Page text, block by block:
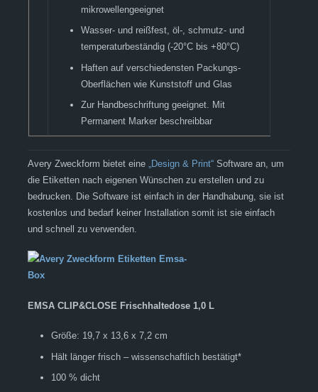
mikrowellengeeignet
Wasser- und reißfest, öl-, schmutz- und
temperaturbeständig (-20°C bis +80°C)
Haften auf verschiedensten Packungs-
Oberflächen wie Kunststoff und Glas
Zur Handbeschriftung geeignet. Mit
Permanent Marker beschreibbar
Avery Zweckform bietet eine „Design & Print“ Software an, um
die Etiketten nach eigenen Wünschen zu erstellen und zu
bedrucken. Die Software ist einfach in der Handhabung, sie ist
kostenlos und bedarf keiner Installation somit ist sie einfach
und schnell zu verwenden.
EMSA CLIP&CLOSE Frischhaltedose 1,0 L
Größe: 19,7 x 13,6 x 7,2 cm
Hält länger frisch – wissenschaftlich bestätigt*
100 % dicht